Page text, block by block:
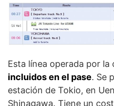
Esta línea operada por la
incluidos en el pase. Se
estación de Tokio, en
Shinagawa. Tiene un